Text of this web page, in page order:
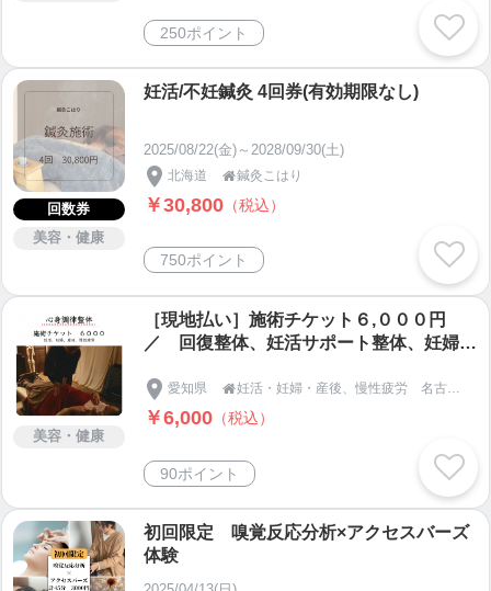
250ポイント
回数券
美容・健康
妊活/不妊鍼灸 4回券(有効期限なし)
2025/08/22(金)～2028/09/30(土)
北海道 鍼灸こはり
￥30,800 （税込）
750ポイント
美容・健康
［現地払い］施術チケット６,０００円
／ 回復整体、妊活サポート整体、妊婦整
愛知県  妊活・妊婦・産後、慢性疲労 名古屋市天白区の【整体＆足つぼ 和恩（わおん）】
￥6,000 （税込）
90ポイント
初回限定 嗅覚反応分析×アクセスバーズ
体験